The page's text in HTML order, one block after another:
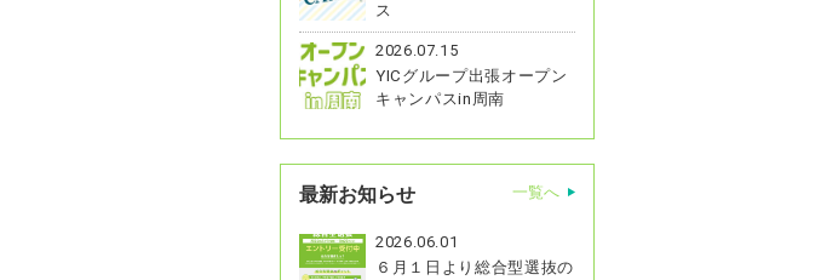
ス
2026.07.15
YICグループ出張オープン
キャンパスin周南
最新お知らせ 一覧へ
2026.06.01
６月１日より総合型選抜の